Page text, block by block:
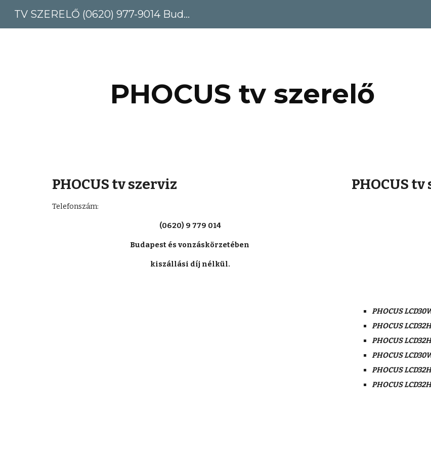
Skip to
TV SZERELŐ (0620) 977-9014 Budapest, Pest megye
PHOCUS tv szerelő
PHOCUS tv szerviz
Telefonszám:
(0620) 9 779 014
Budapest és vonzáskörzetében
kiszállási díj nélkül.
PHOCUS
PHOCUS
PHOCUS
PHOCUS
PHOCUS
PHOCUS
PHOCUS